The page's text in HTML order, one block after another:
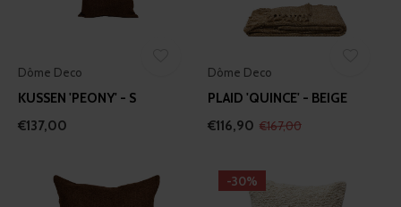
Dôme Deco
KUSSEN 'PEONY' - S
€137,00
Dôme Deco
PLAID 'QUINCE' - BEIGE
€116,90 €167,00
-30%